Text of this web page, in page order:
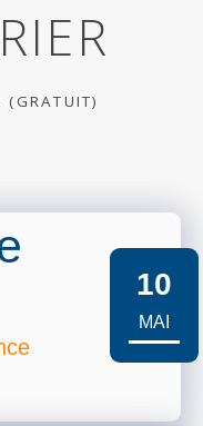
(GRATUIT)
10
MAI